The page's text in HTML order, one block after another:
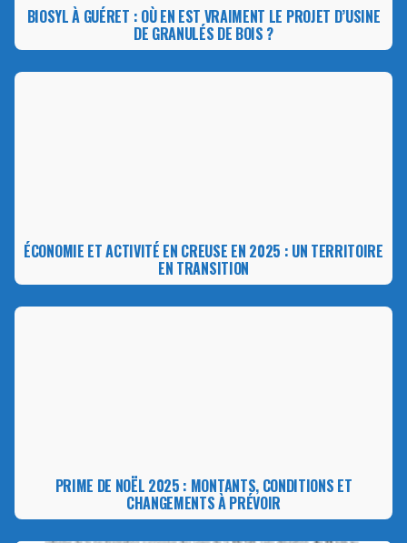
BIOSYL À GUÉRET : OÙ EN EST VRAIMENT LE PROJET D’USINE
DE GRANULÉS DE BOIS ?
ÉCONOMIE ET ACTIVITÉ EN CREUSE EN 2025 : UN TERRITOIRE
EN TRANSITION
PRIME DE NOËL 2025 : MONTANTS, CONDITIONS ET
CHANGEMENTS À PRÉVOIR